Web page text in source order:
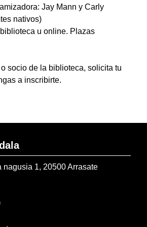
Jay Mann y Carly
nativos)
u online. Plazas
socio de la biblioteca, solicita tu
a inscribirte.
nagusia 1, 20500 Arrasate